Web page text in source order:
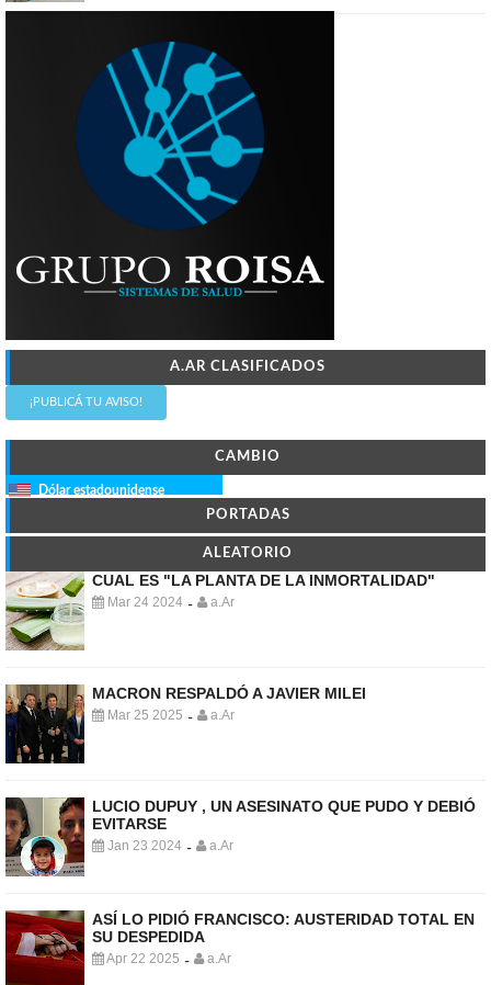
A.AR CLASIFICADOS
¡PUBLICÁ TU AVISO!
CAMBIO
Dólar estadounidense
PORTADAS
ALEATORIO
CUAL ES "LA PLANTA DE LA INMORTALIDAD"
Mar 24 2024 - a.Ar
MACRON RESPALDÓ A JAVIER MILEI
Mar 25 2025 - a.Ar
LUCIO DUPUY , UN ASESINATO QUE PUDO Y DEBIÓ
EVITARSE
Jan 23 2024 - a.Ar
ASÍ LO PIDIÓ FRANCISCO: AUSTERIDAD TOTAL EN
SU DESPEDIDA
Apr 22 2025 - a.Ar